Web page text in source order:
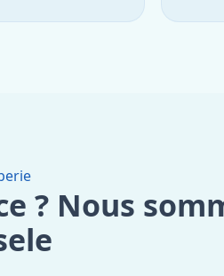
? Nous